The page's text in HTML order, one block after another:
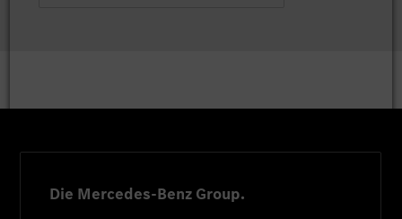
Die Mercedes-Benz Group.